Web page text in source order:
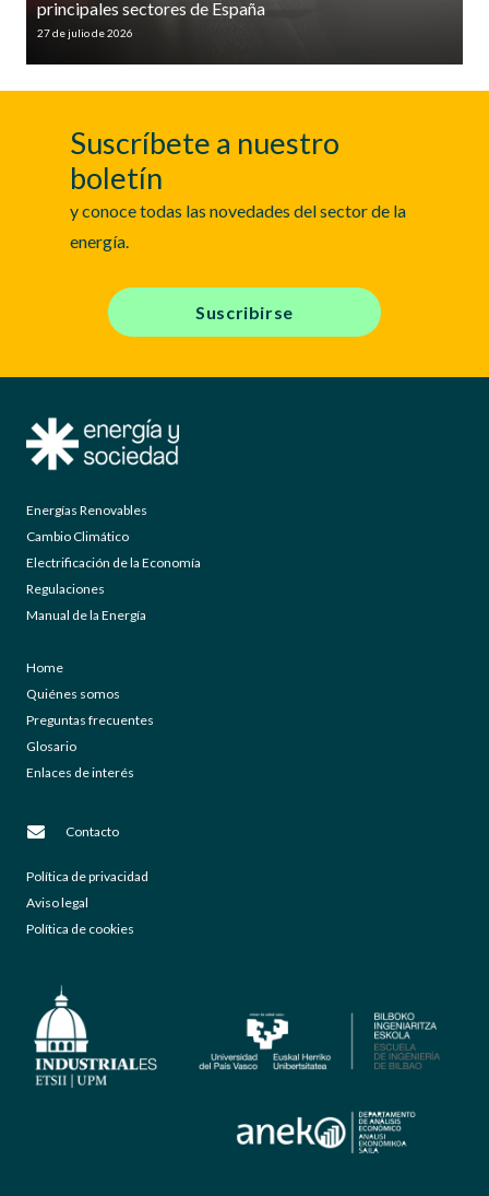
principales sectores de España
27 de julio de 2026
Suscríbete a nuestro
boletín
y conoce todas las novedades del sector de la
energía.
Suscribirse
Energías Renovables
Cambio Climático
Electrificación de la Economía
Regulaciones
Manual de la Energía
Home
Quiénes somos
Preguntas frecuentes
Glosario
Enlaces de interés
Contacto
Política de privacidad
Aviso legal
Política de cookies